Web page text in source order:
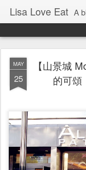
Lisa Love Eat A
MAY
25
【山景城
的可頌